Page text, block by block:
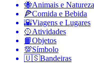
🐝Animais e Natureza
🍕Comida e Bebida
🌇Viagens e Lugares
🥎Atividades
📙Objetos
💯Símbolo
🇺🇸Bandeiras